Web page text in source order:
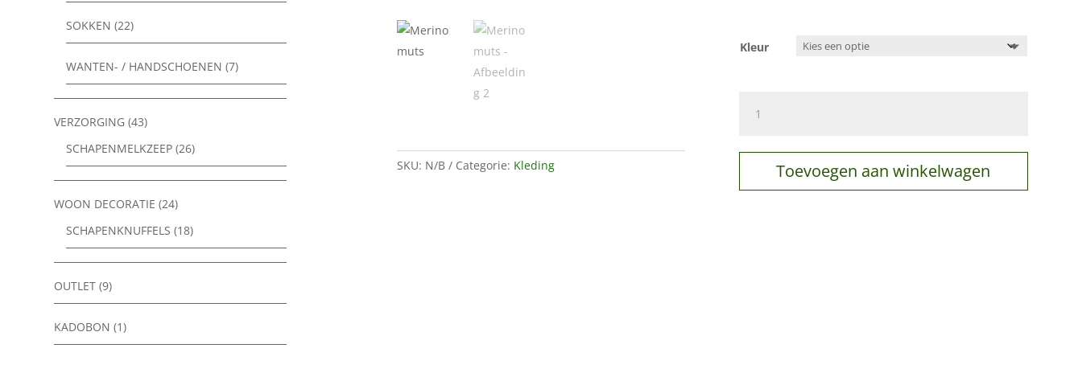
SOKKEN (22)
WANTEN- / HANDSCHOENEN (7)
VERZORGING (43)
SCHAPENMELKZEEP (26)
WOON DECORATIE (24)
SCHAPENKNUFFELS (18)
OUTLET (9)
KADOBON (1)
SKU: N/B Categorie: Kleding
Kleur
muts
Toevoegen aan winkelwagen